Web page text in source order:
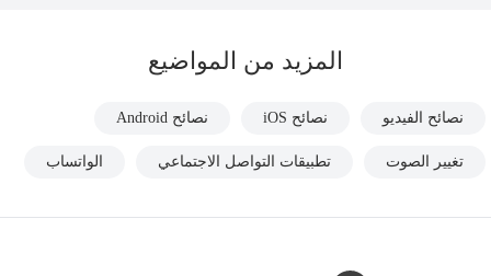
المزيد من المواضيع
نصائح الفيديو نصائح iOS نصائح Android
تغيير الصوت تطبيقات التواصل الاجتماعي الواتساب